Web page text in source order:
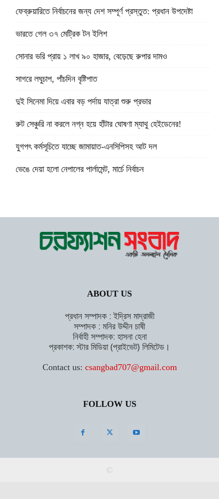
ফেব্রুয়ারিতে নির্বাচনের জন্য দেশ সম্পূর্ণ প্রস্তুত: প্রধান উপদেষ্টা
ভারতে গেল ৩৭ মেট্রিক টন ইলিশ
সোনার ভরি প্রায় ১ লাখ ৯০ হাজার, বেড়েছে রুপার দামও
সাগরে লঘুচাপ, পাঁচদিন বৃষ্টিপাত
দুই সিনেমা দিয়ে এবার বড় পর্দায় যাত্রা শুরু প্রভার
রুট সেঞ্চুরি না করলে নগ্ন হয়ে হাঁটার ঘোষণা ম্যাথু হেইডেনের!
যুগপৎ কর্মসূচিতে যাচ্ছে জামায়াত-এনসিপিসহ আট দল
ভেঙে দেয়া হলো নেপালের পার্লামেন্ট, মার্চে নির্বাচন
ABOUT US
প্রধান সম্পাদক : ইদ্রিস মাদ্রাজী
সম্পাদক : মনির উদ্দীন চাষী
নির্বাহী সম্পাদক: হাসনা হেনা
প্রকাশক: স্টার মিডিয়া (প্রাইভেট) লিমিটেড।
Contact us: csangbad707@gmail.com
FOLLOW US
©